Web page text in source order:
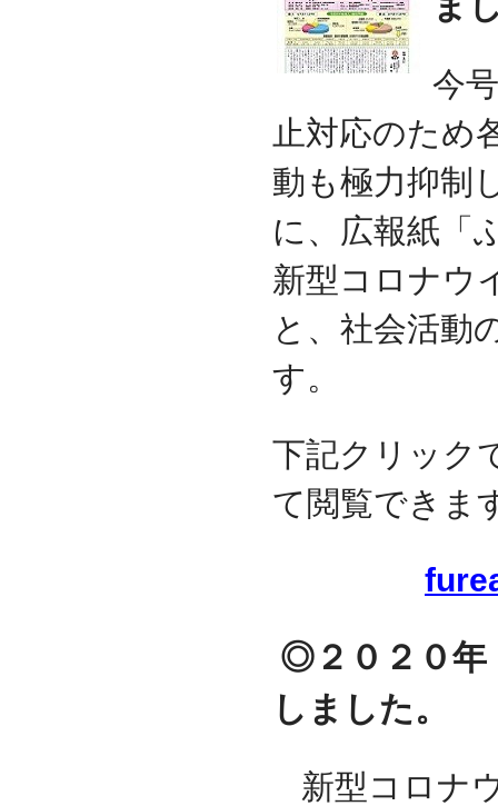
今
止対応のため
動も極力抑制
に、広報紙「
新型コロナウ
と、社会活動
す。
下記クリック
て閲覧できま
◎２０２０年
しました。
新型コロナ